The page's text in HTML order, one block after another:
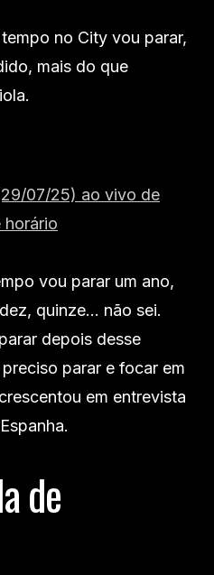
no City vou parar,
mais do que
07/25) ao vivo de
horário
vou parar um ano,
quinze… não sei.
depois desse
parar e focar em
em entrevista
de